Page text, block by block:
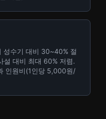
성수기 대비 30~40% 절
설 대비 최대 60% 저렴.
인원비(1인당 5,000원/